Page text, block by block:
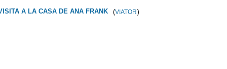
A LA CASA DE ANA FRANK (VIATOR)